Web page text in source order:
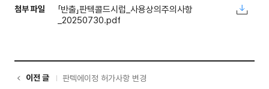
첨부 파일
「반출」판텍콜드시럽_사용상의주의사항
_20250730.pdf
이전 글 판텍에이정 허가사항 변경